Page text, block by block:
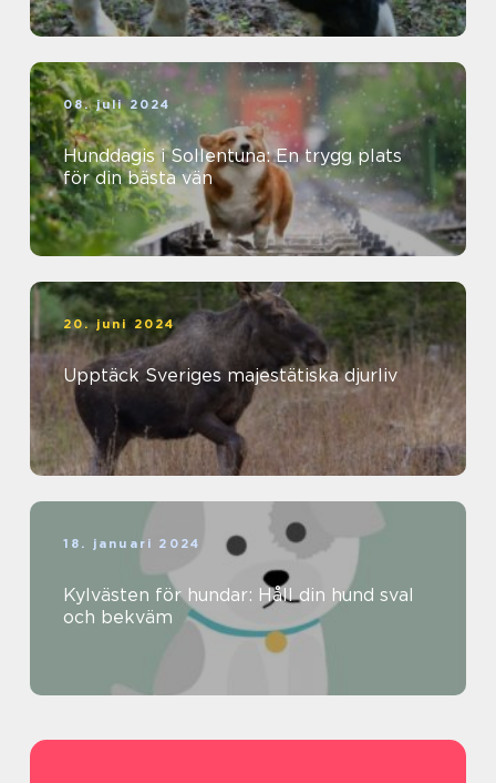
08. juli 2024
Hunddagis i Sollentuna: En trygg plats
för din bästa vän
20. juni 2024
Upptäck Sveriges majestätiska djurliv
18. januari 2024
Kylvästen för hundar: Håll din hund sval
och bekväm